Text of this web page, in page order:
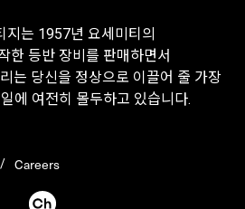
지는 1957년 요세미티의
한 등반 장비를 판매하면서
는 당신을 정상으로 이끌어 줄 가장
에 여전히 몰두하고 있습니다.
Careers